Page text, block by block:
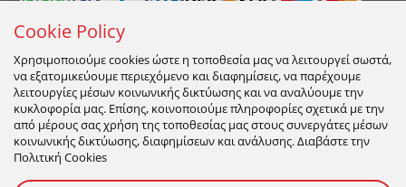
Ακολουθήστε μας:
Cookie Policy
Χρησιμοποιούμε cookies ώστε η τοποθεσία μας να λειτουργεί σωστά,
να εξατομικεύουμε περιεχόμενο και διαφημίσεις, να παρέχουμε
λειτουργίες μέσων κοινωνικής δικτύωσης και να αναλύουμε την
κυκλοφορία μας. Επίσης, κοινοποιούμε πληροφορίες σχετικά με την
από μέρους σας χρήση της τοποθεσίας μας στους συνεργάτες μέσων
κοινωνικής δικτύωσης, διαφημίσεων και ανάλυσης. Διαβάστε την
Πολιτική Cookies